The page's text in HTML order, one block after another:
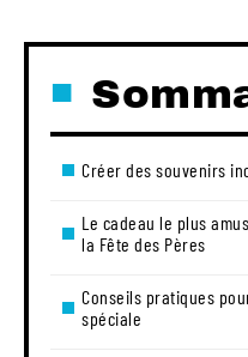
Créer des souvenirs
Le cadeau le plus
la Fête des Pères
Conseils pratiques
spéciale